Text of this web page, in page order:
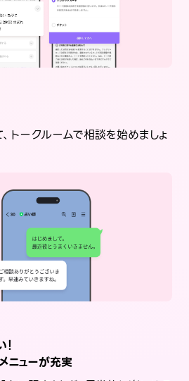
トークルームで相談を始めましょ
ニューが充実